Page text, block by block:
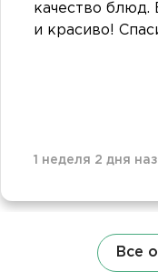
качество блюд.
и красиво!
1 неделя 2 дня
Все